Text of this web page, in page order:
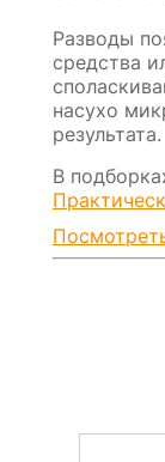
Разводы
средства
насухо
результата.
В